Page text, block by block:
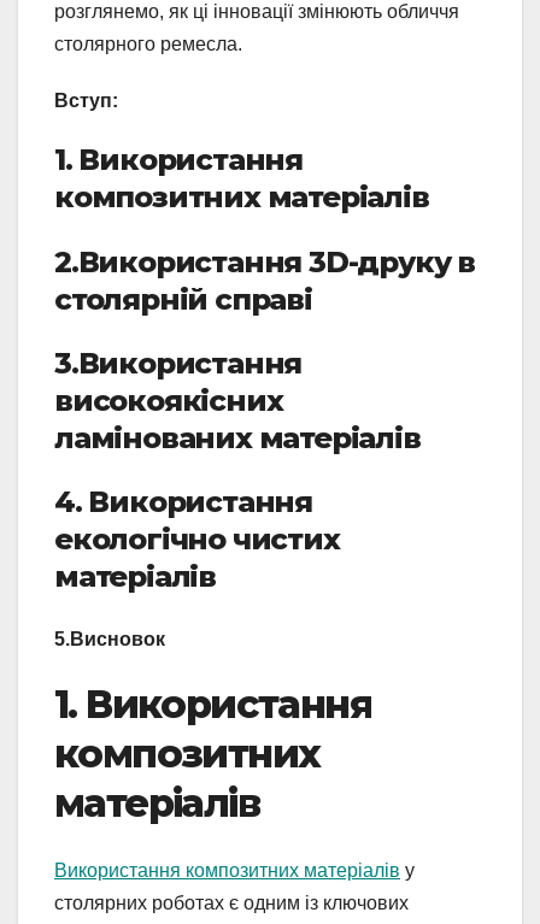
розглянемо, як ці інновації змінюють обличчя
столярного ремесла.
Вступ:
1. Використання
композитних матеріалів
2.Використання 3D-друку в
столярній справі
3.Використання
високоякісних
ламінованих матеріалів
4. Використання
екологічно чистих
матеріалів
5.Висновок
1. Використання
композитних
матеріалів
Використання композитних матеріалів у
столярних роботах є одним із ключових